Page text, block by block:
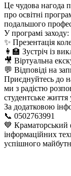
Це чудова нагода
про освітні
подальшого
У програмі заходу:
✨ Презентація
👩‍🏫 Зустріч із
🎥 Віртуальна
💬 Відповіді на
Приєднуйтесь до
ми з радістю
студентське
За додатковою
📞 0502763991
💙 Краматорський
інформаційних
успішного